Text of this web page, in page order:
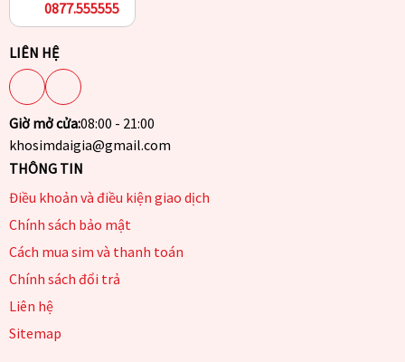
0877.555555
LIÊN HỆ
Giờ mở cửa:08:00 - 21:00
khosimdaigia@gmail.com
THÔNG TIN
Điều khoản và điều kiện giao dịch
Chính sách bảo mật
Cách mua sim và thanh toán
Chính sách đổi trả
Liên hệ
Sitemap